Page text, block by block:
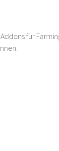
für